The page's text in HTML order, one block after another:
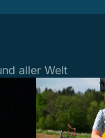
aller Welt